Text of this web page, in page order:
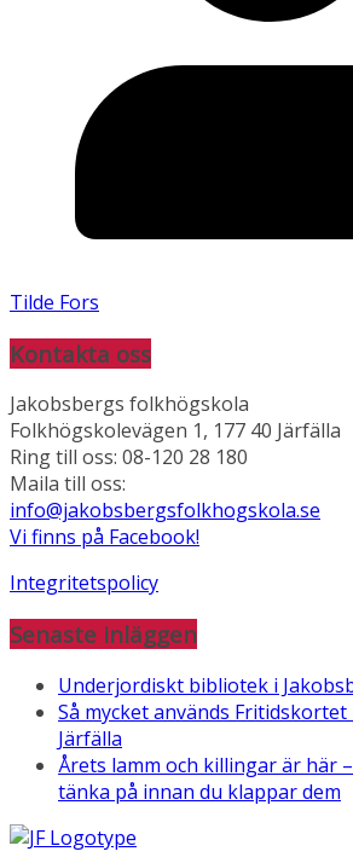
Tilde Fors
Kontakta oss
Jakobsbergs folkhögskola
Folkhögskolevägen 1, 177 40 Järfälla
Ring till oss: 08-120 28 180
Maila till oss:
info@jakobsbergsfolkhogskola.se
Vi finns på Facebook!
Integritetspolicy
Senaste inläggen
Underjordiskt bibliotek i
Så mycket används
Järfälla
Årets lamm och killingar är här
tänka på innan du klappar dem